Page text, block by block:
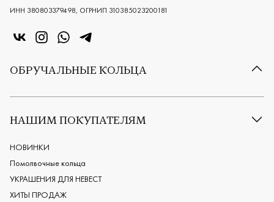
ИНН 380803379498, ОГРНИП 310385023200181
«Центр колец» в VK
«Центр колец» в Instagram
«Центр колец» в Whatsapp
«Центр колец» в Telegram
ОБРУЧАЛЬНЫЕ КОЛЬЦА
Все обручальные кольца
Европейские обручальные кольца
Мужские обручальные кольца
Женские обручальные кольца
Обручальные кольца из платины
Дизайнерские обручальные кольца
НАШИМ ПОКУПАТЕЛЯМ
НОВИНКИ
Помолвочные кольца
УКРАШЕНИЯ ДЛЯ НЕВЕСТ
ХИТЫ ПРОДАЖ